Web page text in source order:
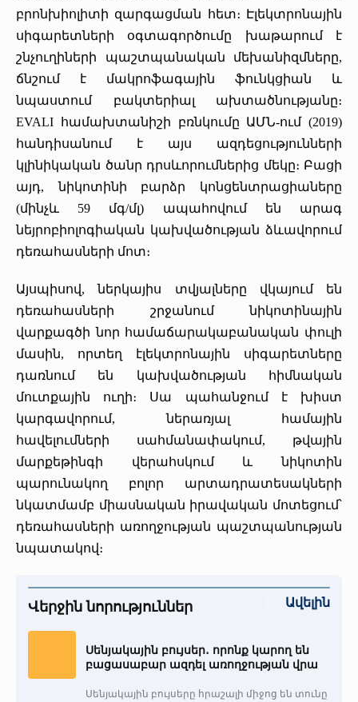
բրոնխիոլիտի զարգացման հետ։ Էլեկտրոնային
սիգարետների օգտագործումը խաթարում է
շնչուղիների պաշտպանական մեխանիզմները,
ճնշում է մակրոֆագային ֆունկցիան և
նպաստում բակտերիալ ախտածնությանը։
EVALI համախտանիշի բռնկումը ԱՄՆ-ում (2019)
հանդիսանում է այս ազդեցությունների
կլինիկական ծանր դրսևորումներից մեկը։ Բացի
այդ, նիկոտինի բարձր կոնցենտրացիաները
(մինչև 59 մգ/մլ) ապահովում են արագ
նեյրոբիոլոգիական կախվածության ձևավորում
դեռահասների մոտ։
Այսպիսով, ներկայիս տվյալները վկայում են
դեռահասների շրջանում նիկոտինային
վարքագծի նոր համաճարակաբանական փուլի
մասին, որտեղ էլեկտրոնային սիգարետները
դառնում են կախվածության հիմնական
մուտքային ուղի։ Սա պահանջում է խիստ
կարգավորում, ներառյալ համային
հավելումների սահմանափակում, թվային
մարքեթինգի վերահսկում և նիկոտին
պարունակող բոլոր արտադրատեսակների
նկատմամբ միասնական իրավական մոտեցում՝
դեռահասների առողջության պաշտպանության
նպատակով։
Վերջին նորություններ Ավելին
Սենյակային բույսեր․ որոնք կարող են
բացասաբար ազդել առողջության վրա
Սենյակային բույսերը հրաշալի միջոց են տունը